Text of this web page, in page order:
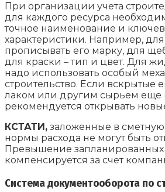
При организации учета
для каждого ресурса
точное наименование и
характеристики. Например,
прописывать его марку, для
для краски – тип и цвет. Для
надо использовать особый
строительство. Если вскрытые
лаком или другим сырьем еще
рекомендуется открывать
КСТАТИ, заложенные в
нормы расхода не могут быть
Превышение запланированных
компенсируется за счет
Система документооборота по